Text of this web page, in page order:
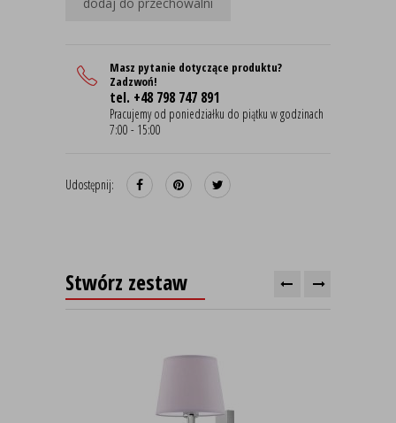
Masz pytanie dotyczące produktu?
Zadzwoń!
tel. +48 798 747 891
Pracujemy od poniedziałku do piątku w godzinach
7:00 - 15:00
Udostępnij:
Stwórz zestaw